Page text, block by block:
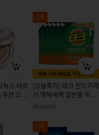
녹스 테르
션 21호
오특
[오늘특가] 테크 진드기제
거 액체세제 일반용 리필
36,600원
오특